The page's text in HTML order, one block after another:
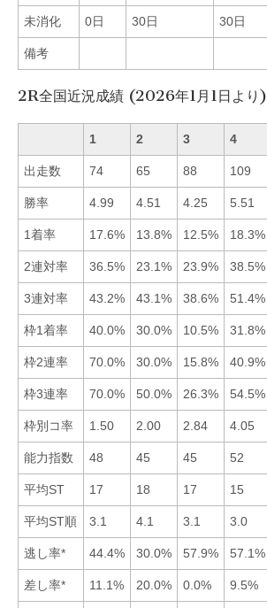
未消化 0日 30日 30日
備考
2R全国近況成績 (2026年1月1日より)
1 2 3 4
出走数 74 65 88 109
勝率 4.99 4.51 4.25 5.51
1着率 17.6% 13.8% 12.5% 18.3%
2連対率 36.5% 23.1% 23.9% 38.5%
3連対率 43.2% 43.1% 38.6% 51.4%
枠1着率 40.0% 30.0% 10.5% 31.8%
枠2連率 70.0% 30.0% 15.8% 40.9%
枠3連率 70.0% 50.0% 26.3% 54.5%
枠別コ率 1.50 2.00 2.84 4.05
能力指数 48 45 45 52
平均ST 17 18 17 15
平均ST順 3.1 4.1 3.1 3.0
逃し率* 44.4% 30.0% 57.9% 57.1%
差し率* 11.1% 20.0% 0.0% 9.5%